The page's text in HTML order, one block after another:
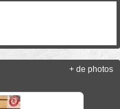
+ de photos